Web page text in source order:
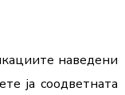
наведени
ја соодветната